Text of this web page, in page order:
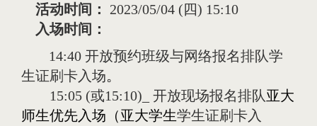
活动时间：
2023/05/04 ( 四) 15:10
入场时间：
14:40 开放预约班级与网络报名排队学
生证刷卡入场。
15:05 (或15:10)_ 开放现场报名排队亚大
师生优先入场（亚大学生学生证刷卡入